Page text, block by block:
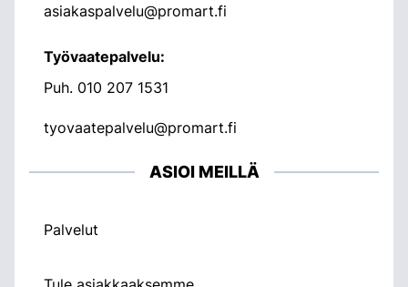
asiakaspalvelu@promart.fi
Työvaatepalvelu:
Puh. 010 207 1531
tyovaatepalvelu@promart.fi
ASIOI MEILLÄ
Palvelut